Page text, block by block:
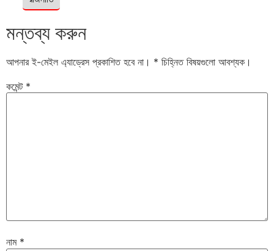
মন্তব্য করুন
আপনার ই-মেইল এ্যাড্রেস প্রকাশিত হবে না। * চিহ্নিত বিষয়গুলো আবশ্যক।
কমেন্ট *
নাম *